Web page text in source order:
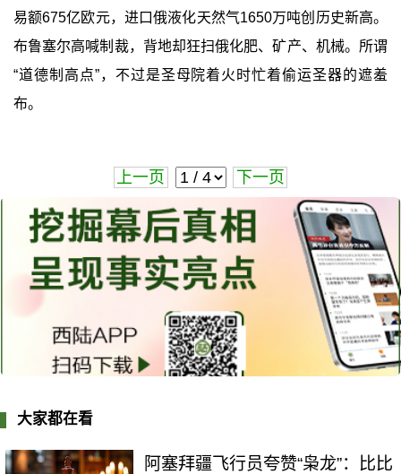
易额675亿欧元，进口俄液化天然气1650万吨创历史新高。
布鲁塞尔高喊制裁，背地却狂扫俄化肥、矿产、机械。所谓
“道德制高点”，不过是圣母院着火时忙着偷运圣器的遮羞
布。
上一页 下一页
大家都在看
阿塞拜疆飞行员夸赞“枭龙”：比比